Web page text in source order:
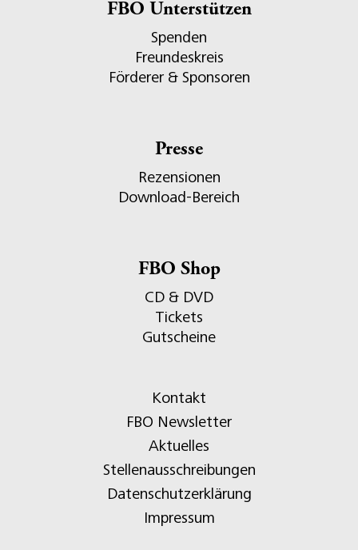
FBO Unterstützen
Spenden
Freundeskreis
Förderer & Sponsoren
Presse
Rezensionen
Download-Bereich
FBO Shop
CD & DVD
Tickets
Gutscheine
Kontakt
FBO Newsletter
Aktuelles
Stellenausschreibungen
Datenschutzerklärung
Impressum